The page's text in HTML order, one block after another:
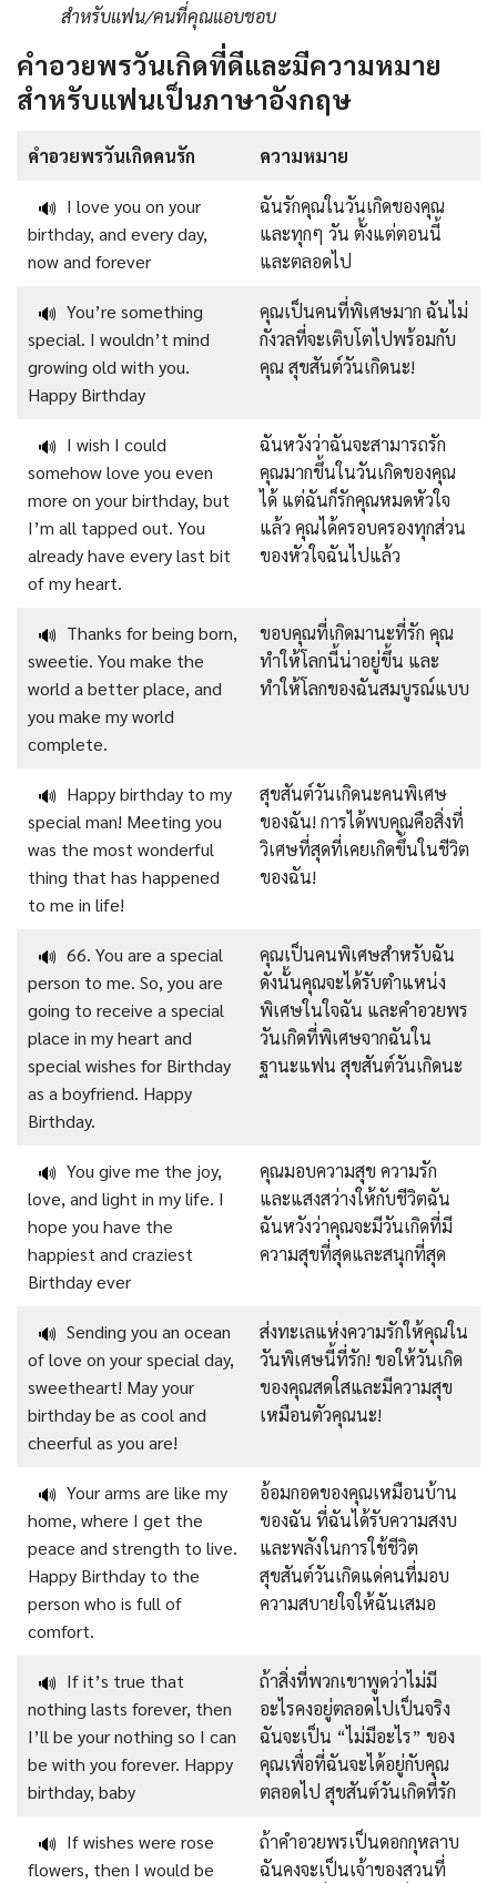
สำหรับแฟน/คนที่คุณแอบชอบ
คำอวยพรวันเกิดที่ดีและมีความหมาย
สำหรับแฟนเป็นภาษาอังกฤษ
คำอวยพรวันเกิดคนรัก ความหมาย
🔊 I love you on your
birthday, and every day,
now and forever
ฉันรักคุณในวันเกิดของคุณ
และทุกๆ วัน ตั้งแต่ตอนนี้
และตลอดไป
🔊 You’re something
special. I wouldn’t mind
growing old with you.
Happy Birthday
คุณเป็นคนที่พิเศษมาก ฉันไม่
กังวลที่จะเติบโตไปพร้อมกับ
คุณ สุขสันต์วันเกิดนะ!
🔊 I wish I could
somehow love you even
more on your birthday, but
I’m all tapped out. You
already have every last bit
of my heart.
ฉันหวังว่าฉันจะสามารถรัก
คุณมากขึ้นในวันเกิดของคุณ
ได้ แต่ฉันก็รักคุณหมดหัวใจ
แล้ว คุณได้ครอบครองทุกส่วน
ของหัวใจฉันไปแล้ว
🔊 Thanks for being born,
sweetie. You make the
world a better place, and
you make my world
complete.
ขอบคุณที่เกิดมานะที่รัก คุณ
ทำให้โลกนี้น่าอยู่ขึ้น และ
ทำให้โลกของฉันสมบูรณ์แบบ
🔊 Happy birthday to my
special man! Meeting you
was the most wonderful
thing that has happened
to me in life!
สุขสันต์วันเกิดนะคนพิเศษ
ของฉัน! การได้พบคุณคือสิ่งที่
วิเศษที่สุดที่เคยเกิดขึ้นในชีวิต
ของฉัน!
🔊 66. You are a special
person to me. So, you are
going to receive a special
place in my heart and
special wishes for Birthday
as a boyfriend. Happy
Birthday.
คุณเป็นคนพิเศษสำหรับฉัน
ดังนั้นคุณจะได้รับตำแหน่ง
พิเศษในใจฉัน และคำอวยพร
วันเกิดที่พิเศษจากฉันใน
ฐานะแฟน สุขสันต์วันเกิดนะ
🔊 You give me the joy,
love, and light in my life. I
hope you have the
happiest and craziest
Birthday ever
คุณมอบความสุข ความรัก
และแสงสว่างให้กับชีวิตฉัน
ฉันหวังว่าคุณจะมีวันเกิดที่มี
ความสุขที่สุดและสนุกที่สุด
🔊 Sending you an ocean
of love on your special day,
sweetheart! May your
birthday be as cool and
cheerful as you are!
ส่งทะเลแห่งความรักให้คุณใน
วันพิเศษนี้ที่รัก! ขอให้วันเกิด
ของคุณสดใสและมีความสุข
เหมือนตัวคุณนะ!
🔊 Your arms are like my
home, where I get the
peace and strength to live.
Happy Birthday to the
person who is full of
comfort.
อ้อมกอดของคุณเหมือนบ้าน
ของฉัน ที่ฉันได้รับความสงบ
และพลังในการใช้ชีวิต
สุขสันต์วันเกิดแด่คนที่มอบ
ความสบายใจให้ฉันเสมอ
🔊 If it’s true that
nothing lasts forever, then
I’ll be your nothing so I can
be with you forever. Happy
birthday, baby
ถ้าสิ่งที่พวกเขาพูดว่าไม่มี
อะไรคงอยู่ตลอดไปเป็นจริง
ฉันจะเป็น “ไม่มีอะไร” ของ
คุณเพื่อที่ฉันจะได้อยู่กับคุณ
ตลอดไป สุขสันต์วันเกิดที่รัก
🔊 If wishes were rose
flowers, then I would be
ถ้าคำอวยพรเป็นดอกกุหลาบ
ฉันคงจะเป็นเจ้าของสวนที่